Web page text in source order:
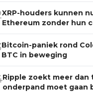
XRP-houders kunnen
Ethereum zonder hun
Bitcoin-paniek rond
BTC in beweging
Ripple zoekt meer dan
onderpand moet gaan